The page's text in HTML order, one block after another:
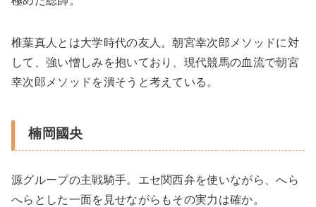
椎葉真人とは大学時代の友人。朝宮幸次郎メソッドに対
して、強い憎しみを抱いており、現代競馬の血流で朝宮
幸次郎メソッドを潰そうと考えている。
楠岡國央
源グループの主戦騎手。エセ関西弁を使いながら、へら
へらとした一面を見せながらもその実力は確か。